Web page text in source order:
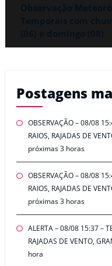
Postagens
OBSERVAÇÃO – 08/08
RAIOS, RAJADAS DE
próximas 3 horas
OBSERVAÇÃO – 08/08
RAIOS, RAJADAS DE
próximas 3 horas
ALERTA – 08/08 15:37 –
RAJADAS DE VENTO,
hora